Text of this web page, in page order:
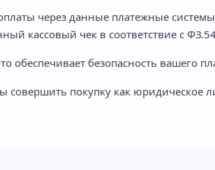
через данные платежные
кассовый чек в соответствие с
обеспечивает безопасность вашего
совершить покупку как юридическое